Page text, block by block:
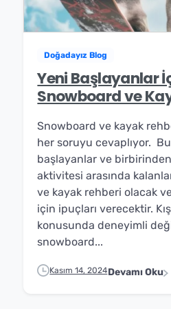
Doğadayız Blog
Yeni Başlayanlar
Snowboard ve
Snowboard ve kayak
her soruyu cevaplıyor.
başlayanlar ve
aktivitesi arasında
ve kayak rehberi olacak
için ipuçları verecektir.
konusunda deneyimli
snowboard...
Kasım 14, 2024Devamı Oku